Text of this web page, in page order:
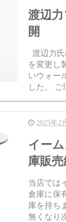
渡辺
開
渡辺力
を変更し
いウォー
した。
ページ
_watan...
2025年2
イー
庫販
当店では
倉庫に保
庫を持ち
無くなり